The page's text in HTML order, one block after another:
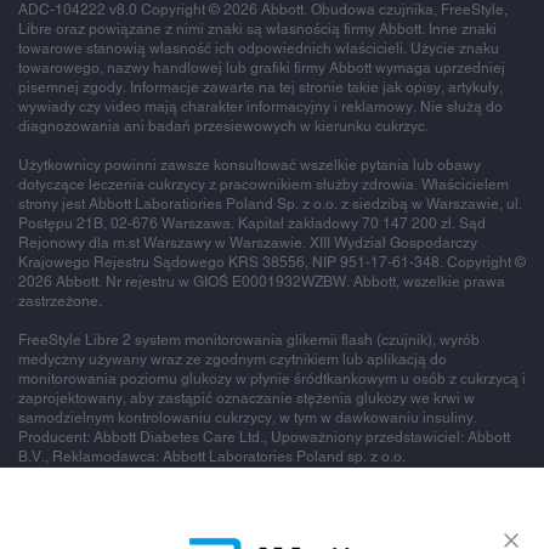
ADC-104222 v8.0 Copyright © 2026 Abbott. Obudowa czujnika, FreeStyle,
Libre oraz powiązane z nimi znaki są własnością firmy Abbott. Inne znaki
towarowe stanowią własność ich odpowiednich właścicieli. Użycie znaku
towarowego, nazwy handlowej lub grafiki firmy Abbott wymaga uprzedniej
pisemnej zgody. Informacje zawarte na tej stronie takie jak opisy, artykuły,
wywiady czy video mają charakter informacyjny i reklamowy. Nie służą do
diagnozowania ani badań przesiewowych w kierunku cukrzyc.
Użytkownicy powinni zawsze konsultować wszelkie pytania lub obawy
dotyczące leczenia cukrzycy z pracownikiem służby zdrowia. Właścicielem
strony jest Abbott Laboratiories Poland Sp. z o.o. z siedzibą w Warszawie, ul.
Postępu 21B, 02-676 Warszawa. Kapitał zakładowy 70 147 200 zł. Sąd
Rejonowy dla m.st Warszawy w Warszawie. XIII Wydział Gospodarczy
Krajowego Rejestru Sądowego KRS 38556, NIP 951-17-61-348. Copyright ©
2026 Abbott. Nr rejestru w GIOŚ E0001932WZBW. Abbott, wszelkie prawa
zastrzeżone.
FreeStyle Libre 2 system monitorowania glikemii flash (czujnik), wyrób
medyczny używany wraz ze zgodnym czytnikiem lub aplikacją do
monitorowania poziomu glukozy w płynie śródtkankowym u osób z cukrzycą i
zaprojektowany, aby zastąpić oznaczanie stężenia glukozy we krwi w
samodzielnym kontrolowaniu cukrzycy, w tym w dawkowaniu insuliny.
Producent: Abbott Diabetes Care Ltd., Upoważniony przedstawiciel: Abbott
B.V., Reklamodawca: Abbott Laboratories Poland sp. z o.o.